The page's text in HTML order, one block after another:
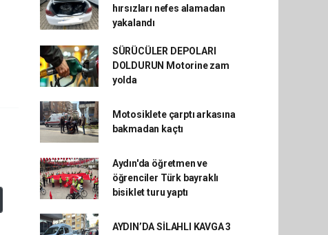
hırsızları nefes alamadan
yakalandı
SÜRÜCÜLER DEPOLARI
DOLDURUN Motorine zam
yolda
Motosiklete çarptı arkasına
bakmadan kaçtı
Aydın'da öğretmen ve
öğrenciler Türk bayraklı
bisiklet turu yaptı
AYDIN’DA SİLAHLI KAVGA 3